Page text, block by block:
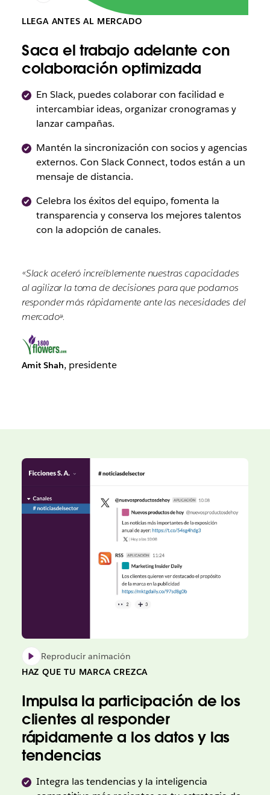
LLEGA ANTES AL MERCADO
Saca el trabajo adelante con
colaboración optimizada
En Slack, puedes colaborar con facilidad e
intercambiar ideas, organizar cronogramas y
lanzar campañas.
Mantén la sincronización con socios y agencias
externos. Con Slack Connect, todos están a un
mensaje de distancia.
Celebra los éxitos del equipo, fomenta la
transparencia y conserva los mejores talentos
con la adopción de canales.
«Slack aceleró increíblemente nuestras capacidades
al agilizar la toma de decisiones para que podamos
responder más rápidamente ante las necesidades del
mercado».
Amit Shah, presidente
Reproducir animación
HAZ QUE TU MARCA CREZCA
Impulsa la participación de los
clientes al responder
rápidamente a los datos y las
tendencias
Integra las tendencias y la inteligencia